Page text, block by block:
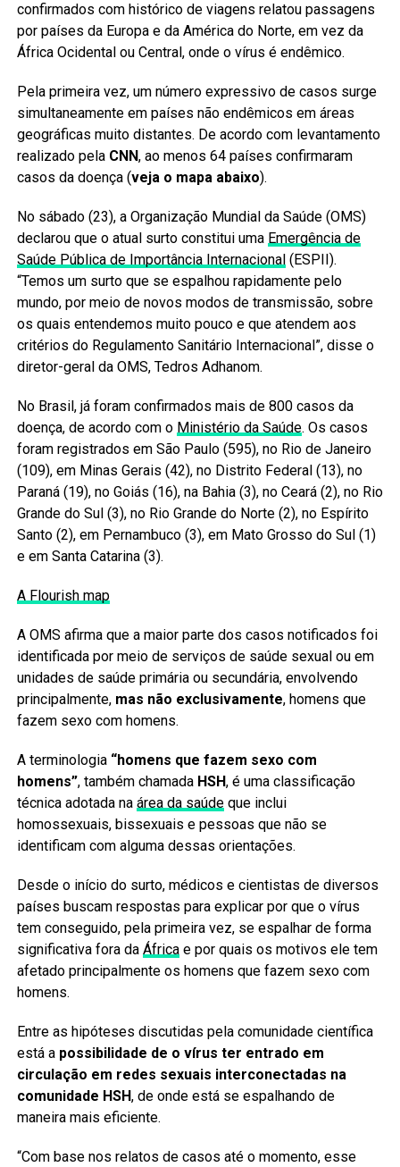
confirmados com histórico de viagens relatou passagens
por países da Europa e da América do Norte, em vez da
África Ocidental ou Central, onde o vírus é endêmico.
Pela primeira vez, um número expressivo de casos surge
simultaneamente em países não endêmicos em áreas
geográficas muito distantes. De acordo com levantamento
realizado pela CNN, ao menos 64 países confirmaram
casos da doença (veja o mapa abaixo).
No sábado (23), a Organização Mundial da Saúde (OMS)
declarou que o atual surto constitui uma Emergência de
Saúde Pública de Importância Internacional (ESPII).
“Temos um surto que se espalhou rapidamente pelo
mundo, por meio de novos modos de transmissão, sobre
os quais entendemos muito pouco e que atendem aos
critérios do Regulamento Sanitário Internacional”, disse o
diretor-geral da OMS, Tedros Adhanom.
No Brasil, já foram confirmados mais de 800 casos da
doença, de acordo com o Ministério da Saúde. Os casos
foram registrados em São Paulo (595), no Rio de Janeiro
(109), em Minas Gerais (42), no Distrito Federal (13), no
Paraná (19), no Goiás (16), na Bahia (3), no Ceará (2), no Rio
Grande do Sul (3), no Rio Grande do Norte (2), no Espírito
Santo (2), em Pernambuco (3), em Mato Grosso do Sul (1)
e em Santa Catarina (3).
A Flourish map
A OMS afirma que a maior parte dos casos notificados foi
identificada por meio de serviços de saúde sexual ou em
unidades de saúde primária ou secundária, envolvendo
principalmente, mas não exclusivamente, homens que
fazem sexo com homens.
A terminologia “homens que fazem sexo com
homens”, também chamada HSH, é uma classificação
técnica adotada na área da saúdeque inclui
homossexuais, bissexuais e pessoas que não se
identificam com alguma dessas orientações.
Desde o início do surto, médicos e cientistas de diversos
países buscam respostas para explicar por que o vírus
tem conseguido, pela primeira vez, se espalhar de forma
significativa fora da Áfricae por quais os motivos ele tem
afetado principalmente os homens que fazem sexo com
homens.
Entre as hipóteses discutidas pela comunidade científica
está a possibilidade de o vírus ter entrado em
circulação em redes sexuais interconectadas na
comunidade HSH, de onde está se espalhando de
maneira mais eficiente.
“Com base nos relatos de casos até o momento, esse